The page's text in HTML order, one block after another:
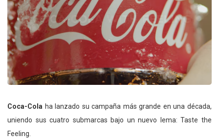
Coca-Cola ha lanzado su campaña más grande en una década,
uniendo sus cuatro submarcas bajo un nuevo lema: Taste the
Feeling.